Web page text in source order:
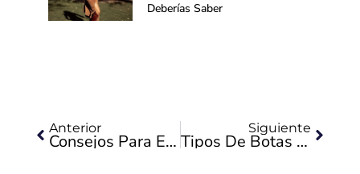
Deberías Saber
Anterior
Consejos Para Elegir Las Botas Adecuadas Para Equitación
Siguiente
Tipos De Botas 5V-Equitación Valverde